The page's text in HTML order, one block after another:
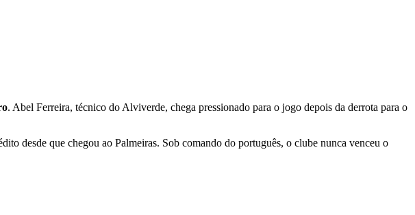
. Abel Ferreira, técnico do Alviverde, chega pressionado para o jogo depois da derrota para o
desde que chegou ao Palmeiras. Sob comando do português, o clube nunca venceu o